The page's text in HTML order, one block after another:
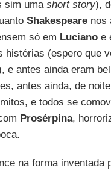
sim uma short story),
Shakespearenos
só em Lucianoe
(espero que
e antes ainda eram
antes ainda, de
e todos se
Prosérpina,
na forma inventada